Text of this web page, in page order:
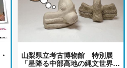
山梨県立考古博物館 特別展
「星降る中部高地の縄文世界…